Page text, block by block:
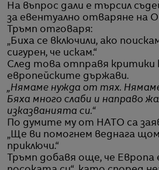
На въпрос дали е търсил
за евентуално отваряне на
Тръмп отговаря:
„Биха се включили, ако
сигурен, че искам.“
След това отправя критики
европейските държави.
„Нямаме нужда от тях.
Бяха много слаби и направо
изказванията си.“
По думите му от НАТО са
„Ще ви помогнем веднага
приключи.“
Тръмп добавя още, че Европа